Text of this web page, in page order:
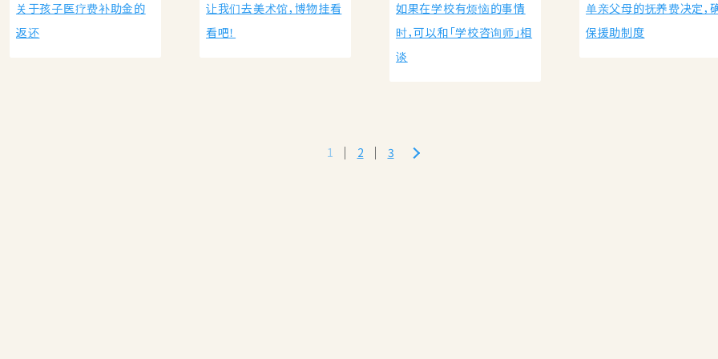
关于孩子医疗费补助金的
返还
让我们去美术馆，博物挂看
看吧！
如果在学校有烦恼的事情
时，可以和「学校咨询师」相
谈
单亲父母的抚养费决定，
保援助制度
1 2 3